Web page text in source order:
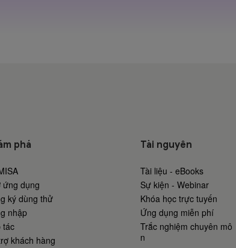
phá
ứng dụng
ký dùng thử
nhập
tác
khách hàng
Tài nguyên
Tài liệu - eBooks
Sự kiện - Webinar
Khóa học trực tuyến
Ứng dụng miễn phí
Trắc nghiệm chuyên mô
n